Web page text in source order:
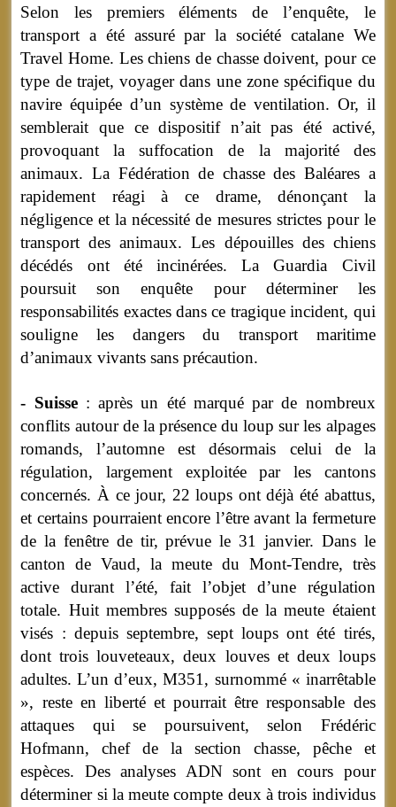
Selon les premiers éléments de l’enquête, le
transport a été assuré par la société catalane We
Travel Home. Les chiens de chasse doivent, pour ce
type de trajet, voyager dans une zone spécifique du
navire équipée d’un système de ventilation. Or, il
semblerait que ce dispositif n’ait pas été activé,
provoquant la suffocation de la majorité des
animaux. La Fédération de chasse des Baléares a
rapidement réagi à ce drame, dénonçant la
négligence et la nécessité de mesures strictes pour le
transport des animaux. Les dépouilles des chiens
décédés ont été incinérées. La Guardia Civil
poursuit son enquête pour déterminer les
responsabilités exactes dans ce tragique incident, qui
souligne les dangers du transport maritime
d’animaux vivants sans précaution.
- Suisse: après un été marqué par de nombreux
conflits autour de la présence du loup sur les alpages
romands, l’automne est désormais celui de la
régulation, largement exploitée par les cantons
concernés. À ce jour, 22 loups ont déjà été abattus,
et certains pourraient encore l’être avant la fermeture
de la fenêtre de tir, prévue le 31 janvier. Dans le
canton de Vaud, la meute du Mont-Tendre, très
active durant l’été, fait l’objet d’une régulation
totale. Huit membres supposés de la meute étaient
visés : depuis septembre, sept loups ont été tirés,
dont trois louveteaux, deux louves et deux loups
adultes. L’un d’eux, M351, surnommé « inarrêtable
», reste en liberté et pourrait être responsable des
attaques qui se poursuivent, selon Frédéric
Hofmann, chef de la section chasse, pêche et
espèces. Des analyses ADN sont en cours pour
déterminer si la meute compte deux à trois individus